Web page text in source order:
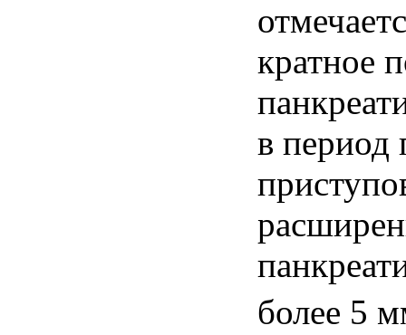
кратное
в период
более 5